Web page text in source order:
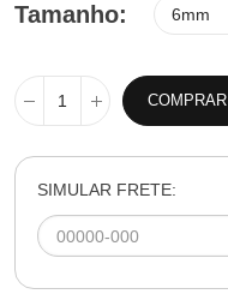
Tamanho
COMPRAR
SIMULAR FRETE: